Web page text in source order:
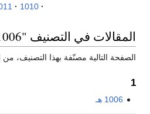
1010
المقالات في التصنيف "1006 هـ"
الصفحة التالية مصنّفة بهذا التصنيف، من
1
1006 هـ